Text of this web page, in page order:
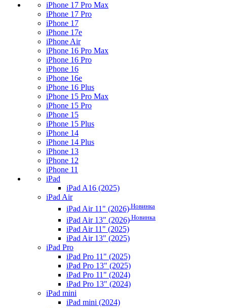
iPhone 17 Pro Max
iPhone 17 Pro
iPhone 17
iPhone 17e
iPhone Air
iPhone 16 Pro Max
iPhone 16 Pro
iPhone 16
iPhone 16e
iPhone 16 Plus
iPhone 15 Pro Max
iPhone 15 Pro
iPhone 15
iPhone 15 Plus
iPhone 14
iPhone 14 Plus
iPhone 13
iPhone 12
iPhone 11
iPad
iPad A16 (2025)
iPad Air
iPad Air 11" (2026) Новинка
iPad Air 13" (2026) Новинка
iPad Air 11" (2025)
iPad Air 13" (2025)
iPad Pro
iPad Pro 11" (2025)
iPad Pro 13" (2025)
iPad Pro 11" (2024)
iPad Pro 13" (2024)
iPad mini
iPad mini (2024)